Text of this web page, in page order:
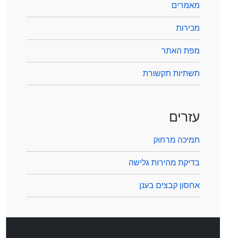
מאמרים
מכירות
מפת האתר
תשתיות תקשורת
עזרים
תמיכה מרחוק
בדיקת מהירות גלישה
אחסון קבצים בענן